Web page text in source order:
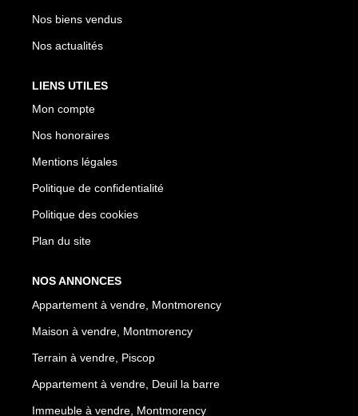
Nos biens vendus
Nos actualités
LIENS UTILES
Mon compte
Nos honoraires
Mentions légales
Politique de confidentialité
Politique des cookies
Plan du site
NOS ANNONCES
Appartement à vendre, Montmorency
Maison à vendre, Montmorency
Terrain à vendre, Piscop
Appartement à vendre, Deuil la barre
Immeuble à vendre, Montmorency